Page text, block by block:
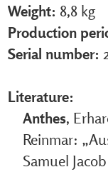
Weight: 8,8 kg
Production
Serial number:
Literature:
Anthes,
Reinmar:
Samuel